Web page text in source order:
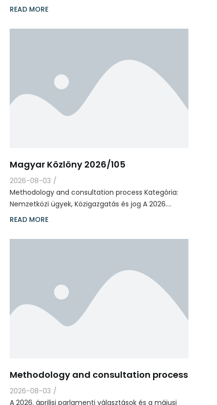
READ MORE
Magyar Közlöny 2026/105
2026-08-03 /
Methodology and consultation process Kategória:
Nemzetközi ügyek, Közigazgatás és jog A 2026.…
READ MORE
Methodology and consultation process
2026-08-03 /
A 2026. áprilisi parlamenti választások és a májusi